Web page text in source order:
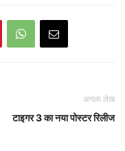
अगला लेख
टाइगर 3 का नया पोस्टर रिलीज